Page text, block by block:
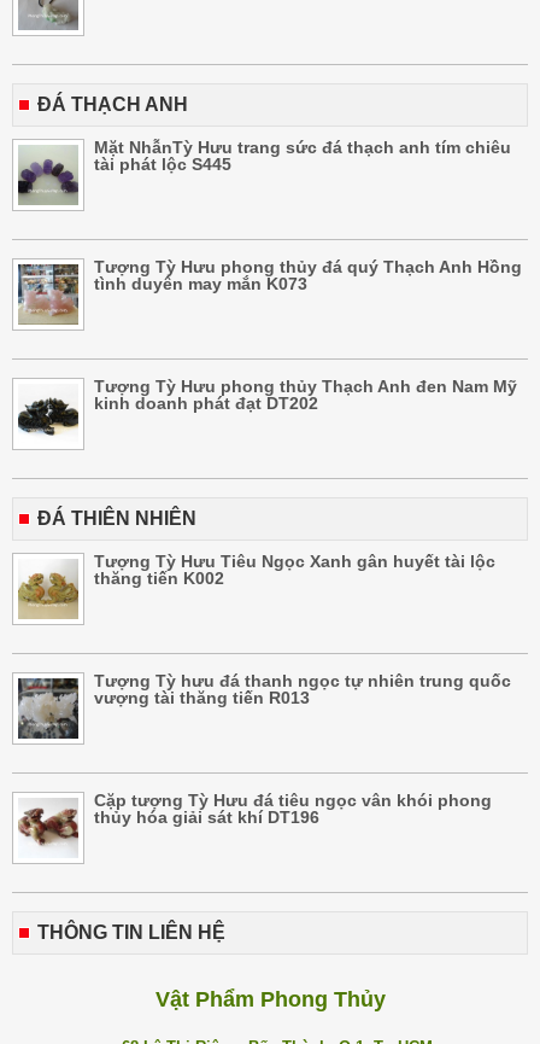
ĐÁ THẠCH ANH
Mặt NhẫnTỳ Hưu trang sức đá thạch anh tím chiêu
tài phát lộc S445
Tượng Tỳ Hưu phong thủy đá quý Thạch Anh Hồng
tình duyên may mắn K073
Tượng Tỳ Hưu phong thủy Thạch Anh đen Nam Mỹ
kinh doanh phát đạt DT202
ĐÁ THIÊN NHIÊN
Tượng Tỳ Hưu Tiêu Ngọc Xanh gân huyết tài lộc
thăng tiến K002
Tượng Tỳ hưu đá thanh ngọc tự nhiên trung quốc
vượng tài thăng tiến R013
Cặp tượng Tỳ Hưu đá tiêu ngọc vân khói phong
thủy hóa giải sát khí DT196
THÔNG TIN LIÊN HỆ
Vật Phẩm Phong Thủy